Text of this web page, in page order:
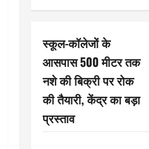
स्कूल-कॉलेजों के
आसपास 500 मीटर तक
नशे की बिक्री पर रोक
की तैयारी, केंद्र का बड़ा
प्रस्ताव